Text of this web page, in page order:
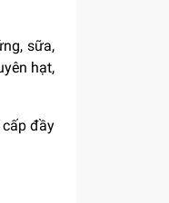
sữa,
hạt,
đầy